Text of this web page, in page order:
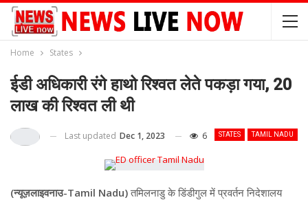
Home States
ईडी अधिकारी रंगे हाथो रिश्वत लेते पकड़ा गया, 20
लाख की रिश्वत ली थी
STATES TAMIL NADU
Last updated Dec 1, 2023 6
(न्यूज़लाइवनाउ-Tamil Nadu)तमिलनाडु के डिंडीगुल में प्रवर्तन निदेशालय